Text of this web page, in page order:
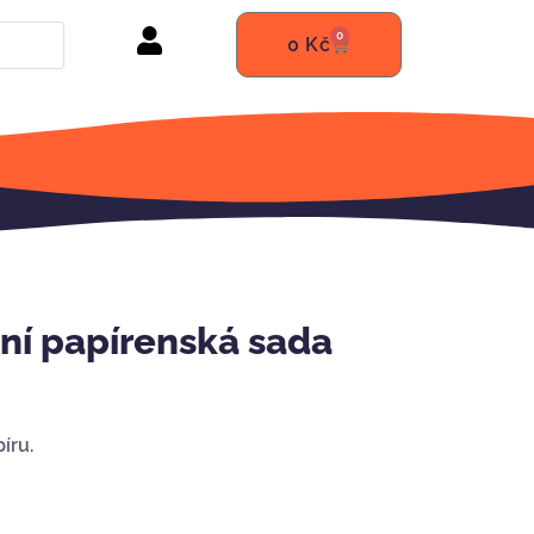
0 Kč 0
papírenská sada